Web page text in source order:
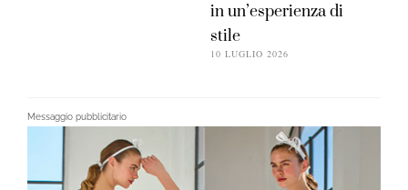
in un’esperienza di
stile
10 LUGLIO 2026
Messaggio pubblicitario